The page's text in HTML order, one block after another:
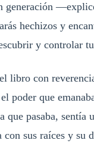
generación
hechizos y
y controlar
libro con
poder que
que pasaba, sentía
con sus raíces y su